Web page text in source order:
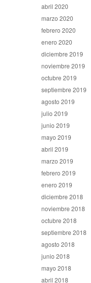
abril 2020
marzo 2020
febrero 2020
enero 2020
diciembre 2019
noviembre 2019
octubre 2019
septiembre 2019
agosto 2019
julio 2019
junio 2019
mayo 2019
abril 2019
marzo 2019
febrero 2019
enero 2019
diciembre 2018
noviembre 2018
octubre 2018
septiembre 2018
agosto 2018
junio 2018
mayo 2018
abril 2018